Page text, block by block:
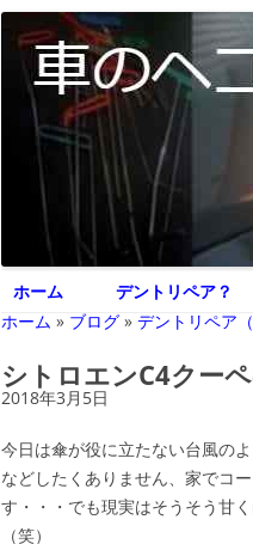
デントリペア ジ
車のヘコミ修理専門 神奈川県横浜
ホーム デントリペア？
ホーム » ブログ » デントリペア
シトロエンC4クー
2018年3月5日
今日は傘が役に立たない台風の
などしたくありません、家でコ
す・・・でも現実はそうそう甘
（笑）